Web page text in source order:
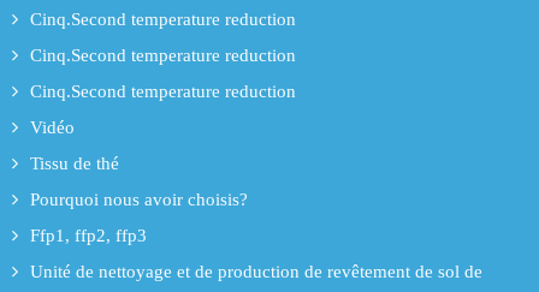
Cinq.Second temperature reduction
Cinq.Second temperature reduction
Cinq.Second temperature reduction
Vidéo
Tissu de thé
Pourquoi nous avoir choisis?
Ffp1, ffp2, ffp3
Unité de nettoyage et de production de revêtement de sol de